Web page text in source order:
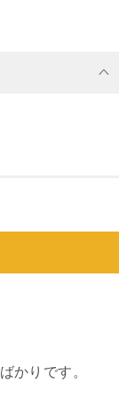
かりです。